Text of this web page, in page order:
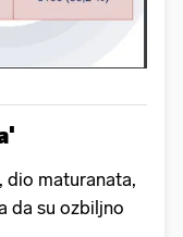
dio maturanata,
da su ozbiljno